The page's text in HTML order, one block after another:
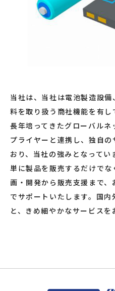
当社は、当社は電池製造設
料を取り扱う商社機能を有し
長年培ってきたグローバル
プライヤーと連携し、独自
おり、当社の強みとなってい
単に製品を販売するだけで
画・開発から販売支援まで
でサポートいたします。国
と、きめ細やかなサービスを